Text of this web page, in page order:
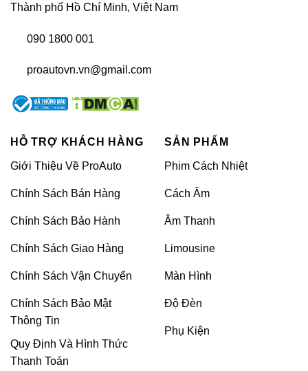
gian, lớp ghế nệm bị xuống cấp, da bị bong
Ngoài ra, lớp nệm mút cũng bị xẹp, khiến ghế
không còn êm ái, làm người ngồi cảm thấy đau
lưng và khó chịu.
Chính vì thế, bọc ghế da ô tô Land Cruiser là
một biện pháp hữu ích để giải quyết tất cả
những khuyết điểm trên. Bọc ghế da ô tô xe
sang trọng cho nội thất xe mà còn giúp việc vệ
sinh xe trở nên dễ dàng, bảo vệ sức khỏe của
Lợi ích của bọc ghế da Land Cruiser
Bọc ghế da ô tô Land Cruiser đem lại những
giá trị rất thiết thực như:
Thành phố Hồ Chí Minh, Việt Nam
090 1800 001
proautovn.vn@gmail.com
HỖ TRỢ KHÁCH HÀNG
Giới Thiệu Về ProAuto
Chính Sách Bán Hàng
Chính Sách Bảo Hành
Chính Sách Giao Hàng
Chính Sách Vận Chuyển
Chính Sách Bảo Mật
Thông Tin
Quy Định Và Hình Thức
Thanh Toán
SẢN PHẨM
Phim Cách Nhiệt
Cách Âm
Âm Thanh
Limousine
Màn Hình
Độ Đèn
Phụ Kiện